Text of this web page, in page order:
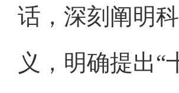
话，深刻阐明
义，明确提出“